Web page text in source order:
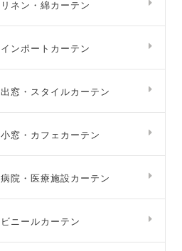
リネン・綿カーテン
インポートカーテン
出窓・スタイルカーテン
小窓・カフェカーテン
病院・医療施設カーテン
ビニールカーテン